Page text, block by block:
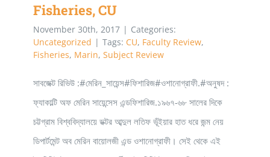
Fisheries, CU
November 30th, 2017 | Categories:
Uncategorized | Tags: CU, Faculty Review,
Fisheries, Marin, Subject Review
সাবজেক্ট রিভিউ :#মেরিন_সায়েন্স#ফিশারিজ#ওশানোগ্রাফী.#অনুষদ :
ফ্যাকাল্টি অফ মেরিন সায়েন্সেস এন্ডফিশারিজ.১৯৬৭-৬৮ সালের দিকে
চট্টগ্রাম বিশ্ববিদ্যালয়ে ডক্টর আব্দুল লতিফ ভূঁইয়ার হাত ধরে জন্ম নেয়
ডিপার্টমেন্ট অব মেরিন বায়োলজী এন্ড ওশানোগ্রাফী। সেই থেকে এই